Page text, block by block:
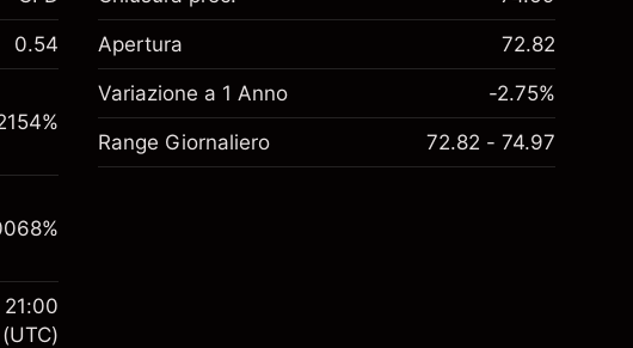
per il
0.54
%
%
21:00
(UTC)
Apertura 72.82
Variazione a 1 Anno -2.75%
Range Giornaliero 72.82 - 74.97